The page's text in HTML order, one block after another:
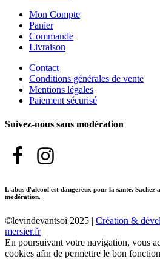
Mon Compte
Panier
Commande
Livraison
Contact
Conditions générales de vente
Mentions légales
Paiement sécurisé
Suivez-nous sans modération
L'abus d'alcool est dangereux pour la santé. Sachez
modération.
©levindevantsoi 2025 | Création &
mersier.fr
En poursuivant votre navigation, vous
cookies afin de permettre le bon